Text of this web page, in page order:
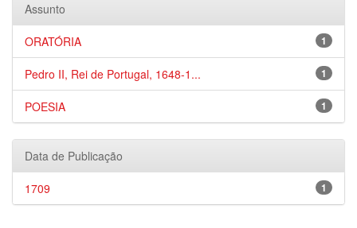
Assunto
1
ORATÓRIA
1
Pedro II, Rei de Portugal, 1648-1...
1
POESIA
Data de Publicação
1
1709